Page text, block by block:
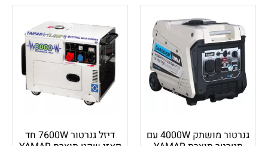
גנרטור מושתק 4000W עם דיזל גנרטור 7600W חד